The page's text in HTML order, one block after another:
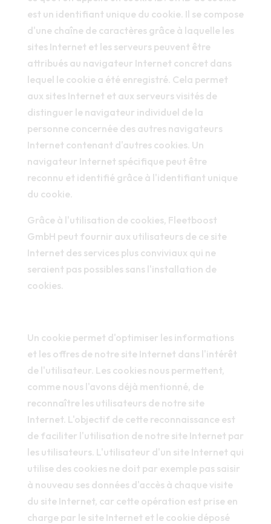
est un identifiant unique du cookie. Il se compose
d'une chaîne de caractères grâce à laquelle les
sites Internet et les serveurs peuvent être
attribués au navigateur Internet concret dans
lequel le cookie a été enregistré. Cela permet
aux sites Internet et aux serveurs visités de
distinguer le navigateur individuel de la
personne concernée des autres navigateurs
Internet contenant d'autres cookies. Un
navigateur Internet spécifique peut être
reconnu et identifié grâce à l'identifiant unique
du cookie.
Grâce à l'utilisation de cookies, Fleetboost
GmbH peut fournir aux utilisateurs de ce site
Internet des services plus conviviaux qui ne
seraient pas possibles sans l'installation de
cookies.
Un cookie permet d'optimiser les informations
et les offres de notre site Internet dans l'intérêt
de l'utilisateur. Les cookies nous permettent,
comme nous l'avons déjà mentionné, de
reconnaître les utilisateurs de notre site
Internet. L'objectif de cette reconnaissance est
de faciliter l'utilisation de notre site Internet par
les utilisateurs. L'utilisateur d'un site Internet qui
utilise des cookies ne doit par exemple pas saisir
à nouveau ses données d'accès à chaque visite
du site Internet, car cette opération est prise en
charge par le site Internet et le cookie déposé